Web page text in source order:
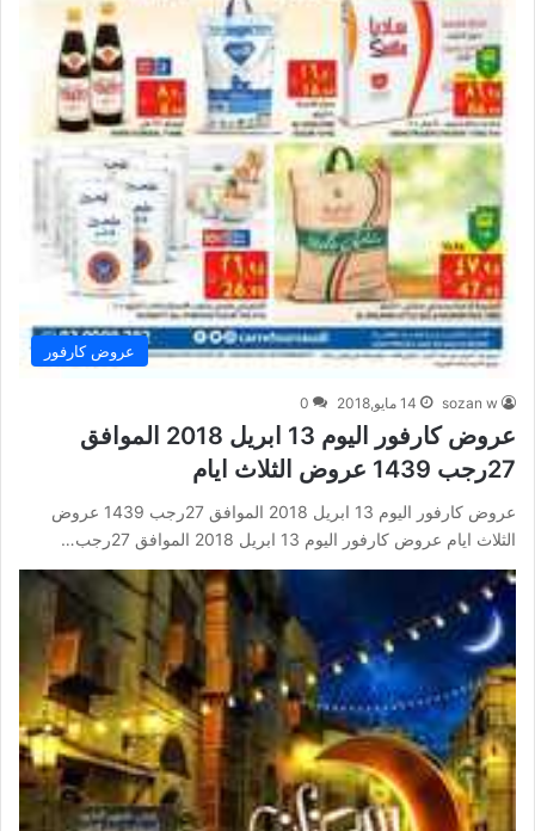
عروض كارفور
sozan w 14 مايو,2018 0
عروض كارفور اليوم 13 ابريل 2018 الموافق
27رجب 1439 عروض الثلاث ايام
عروض كارفور اليوم 13 ابريل 2018 الموافق 27رجب 1439 عروض
الثلاث ايام عروض كارفور اليوم 13 ابريل 2018 الموافق 27رجب…